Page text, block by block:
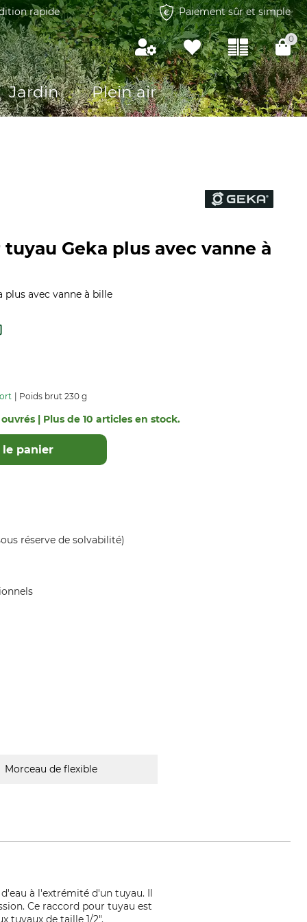
rapide Paiement sûr et simple
0
Jardin Plein air
Geka plus avec vanne à
plus avec vanne à bille
Poids brut 230 g
| Plus de 10 articles en stock.
le panier
réserve de solvabilité)
Morceau de flexible
à l'extrémité d'un tuyau. Il
Ce raccord pour tuyau est
de taille 1/2″.